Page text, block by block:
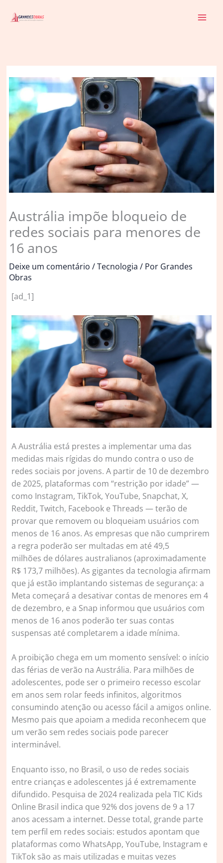
para
Austrália impõe bloqueio de
redes sociais para menores de
16 anos
Deixe um comentário /Tecnologia / Por Grandes
Obras
[ad_1]
AAustrália está prestes a implementar uma das
medidas mais rígidas do mundo contra o uso de
redes sociais por jovens. A partir de 10 de dezembro
de 2025, plataformas com “restrição por idade” —
como Instagram, TikTok, YouTube, Snapchat, X,
Reddit, Twitch, Facebook e Threads — terão de
provar que removem ou bloqueiam usuários com
menos de 16 anos. As empresas que não cumprirem
a regra poderão ser multadas em até 49,5
milhões de dólares australianos (aproximadamente
R$ 173,7 milhões). As gigantes da tecnologia afirmam
que já estão implantando sistemas de segurança: a
Meta começará a desativar contas de menores em 4
de dezembro, e a Snap informou que usuários com
menos de 16 anos poderão ter suas contas
suspensas até completarem a idade mínima.
A proibição chega em um momento sensível: o início
das férias de verão na Austrália. Para milhões de
adolescentes, pode ser o primeiro recesso escolar
em anos sem rolar feeds infinitos, algoritmos
consumindo atenção ou acesso fácil a amigos online.
Mesmo pais que apoiam a medida reconhecem que
um verão sem redes sociais pode parecer
interminável.
Enquanto isso, no Brasil, o uso de redes sociais
entre crianças e adolescentes já é extremamente
difundido. Pesquisa de 2024 realizada pela TIC Kids
Online Brasil indica que 92% dos jovens de 9 a 17
anos acessam a internet. Desse total, grande parte
tem perfil em redes sociais: estudos apontam que
plataformas como WhatsApp, YouTube, Instagram e
TikTok são as mais utilizadas e muitas vezes